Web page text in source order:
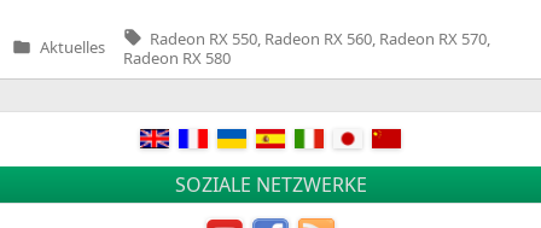
Veröffentlicht
Aktuelles
Tags:
Radeon RX 550 Radeon RX 560 Radeon RX 570
Radeon RX 580
SOZIALE NETZWERKE